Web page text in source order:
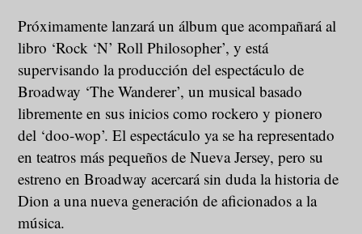
Próximamente lanzará un álbum que acompañará al
libro ‘Rock ‘N’ Roll Philosopher’, y está
supervisando la producción del espectáculo de
Broadway ‘The Wanderer’, un musical basado
libremente en sus inicios como rockero y pionero
del ‘doo-wop’. El espectáculo ya se ha representado
en teatros más pequeños de Nueva Jersey, pero su
estreno en Broadway acercará sin duda la historia de
Dion a una nueva generación de aficionados a la
música.